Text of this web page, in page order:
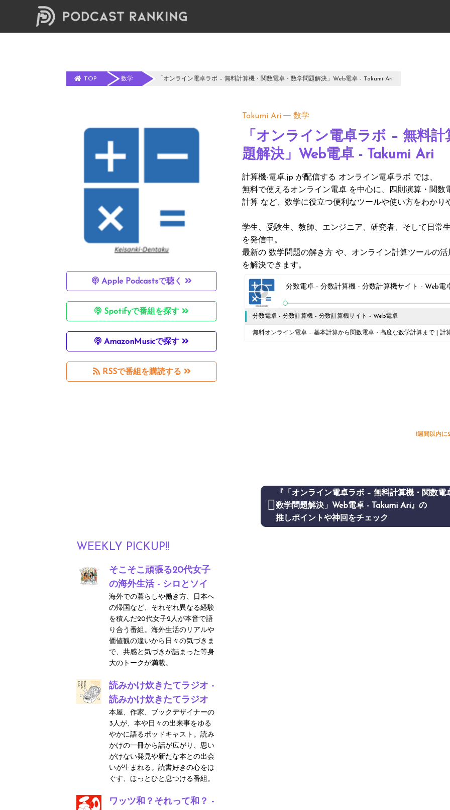
TOP 数学 「オンライン電卓ラボ – 無料計算機・関数電卓・数学問題解決」Web電卓 - Takumi Ari
Apple Podcastsで聴く
Spotifyで番組を探す
AmazonMusicで探す
RSSで番組を購読する
WEEKLY PICKUP!!
そこそこ頑張る20代女子
の海外生活 - シロとソイ
海外での暮らしや働き方、日本へ
の帰国など、それぞれ異なる経験
を積んだ20代女子2人が本音で語
り合う番組。海外生活のリアルや
価値観の違いから日々の気づきま
で、共感と気づきが詰まった等身
大のトークが満載。
読みかけ炊きたてラジオ -
読みかけ炊きたてラジオ
本屋、作家、ブックデザイナーの
3人が、本や日々の出来事をゆる
やかに語るポッドキャスト。読み
かけの一冊から話が広がり、思い
がけない発見や新たな本との出会
いが生まれる。読書好きの心をほ
ぐす、ほっとひと息つける番組。
ワッツ和？それって和？ -
Takumi Ari 数学
「オンライン電卓ラボ – 無料
題解決」Web電卓 - Takumi Ari
計算機-電卓.jp が配信する オンライン電卓ラボ では、
無料で使えるオンライン電卓 を中心に、四則演算・関
計算 など、数学に役立つ便利なツールや使い方をわかり
学生、受験生、教師、エンジニア、研究者、そして日常
を発信中。
最新の 数学問題の解き方 や、オンライン計算ツールの
を解決できます。
分数電卓 - 分数計算機 - 分数計算機サイト - Web電
分数電卓 - 分数計算機 - 分数計算機サイト - Web電卓
無料オンライン電卓 – 基本計算から関数電卓・高度な数学計算まで | 計
1週間以内
『「オンライン電卓ラボ – 無料計算機・関数電
数学問題解決」Web電卓 - Takumi Ari』の
推しポイントや神回をチェック